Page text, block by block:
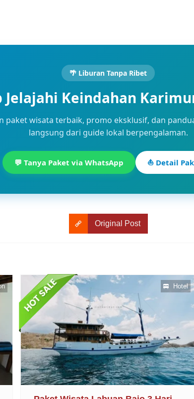
🌴 Liburan Tanpa Ribet
Jelajahi Keindahan
paket wisata terbaik, promo eksklusif, dan
langsung dari guide lokal berpengalaman.
💬 Tanya Paket via WhatsApp ⛵ Detail
Original Post
Hotel